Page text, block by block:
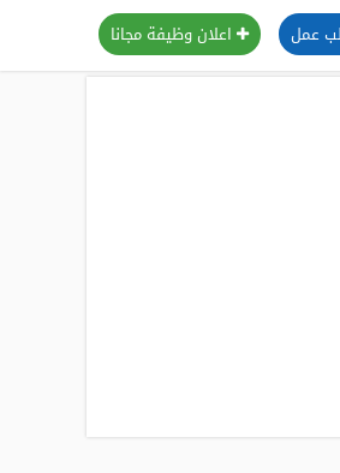
اعلان وظيفة مجانا عمل